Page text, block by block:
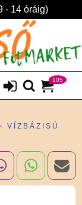
- 14 óráig)
105
VÍZBÁZISÚ